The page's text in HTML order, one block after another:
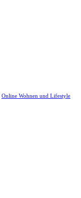
Online Wohnen und Lifestyle